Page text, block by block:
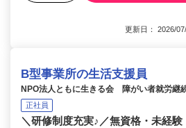
更新日： 2026/
B型事業所の生活支援員
NPO法人ともに生きる会 障がい者就労
正社員
＼研修制度充実♪／無資格・未経